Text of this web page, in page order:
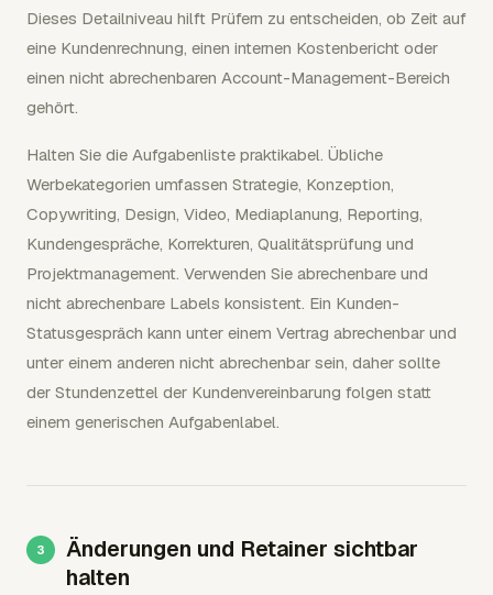
Dieses Detailniveau hilft Prüfern zu entscheiden, ob Zeit auf
eine Kundenrechnung, einen internen Kostenbericht oder
einen nicht abrechenbaren Account-Management-Bereich
gehört.
Halten Sie die Aufgabenliste praktikabel. Übliche
Werbekategorien umfassen Strategie, Konzeption,
Copywriting, Design, Video, Mediaplanung, Reporting,
Kundengespräche, Korrekturen, Qualitätsprüfung und
Projektmanagement. Verwenden Sie abrechenbare und
nicht abrechenbare Labels konsistent. Ein Kunden-
Statusgespräch kann unter einem Vertrag abrechenbar und
unter einem anderen nicht abrechenbar sein, daher sollte
der Stundenzettel der Kundenvereinbarung folgen statt
einem generischen Aufgabenlabel.
Änderungen und Retainer sichtbar
halten